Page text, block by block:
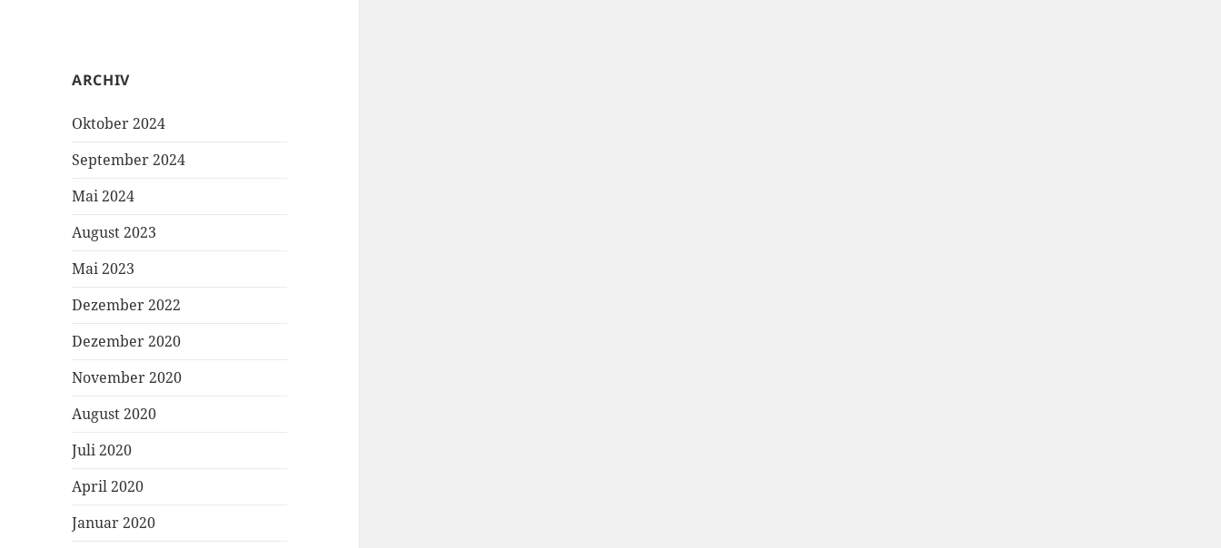
ARCHIV
Oktober 2024
September 2024
Mai 2024
August 2023
Mai 2023
Dezember 2022
Dezember 2020
November 2020
August 2020
Juli 2020
April 2020
Januar 2020